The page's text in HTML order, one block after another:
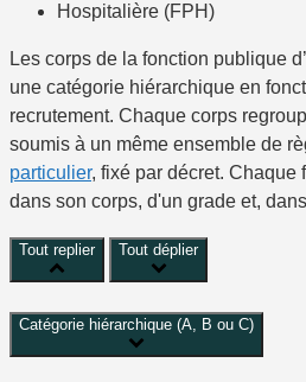
Hospitalière (FPH)
Les corps de la fonction publique
une catégorie hiérarchique en
recrutement. Chaque corps
soumis à un même ensemble de
particulier, fixé par décret. Chaque
dans son corps, d'un grade et,
Tout replier Tout déplier
Catégorie hiérarchique (A, B ou C)